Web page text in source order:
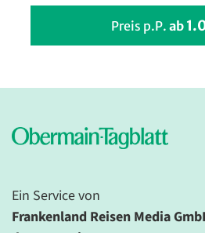
Preis p.P. ab
Ein Service von
Frankenland Reisen Media